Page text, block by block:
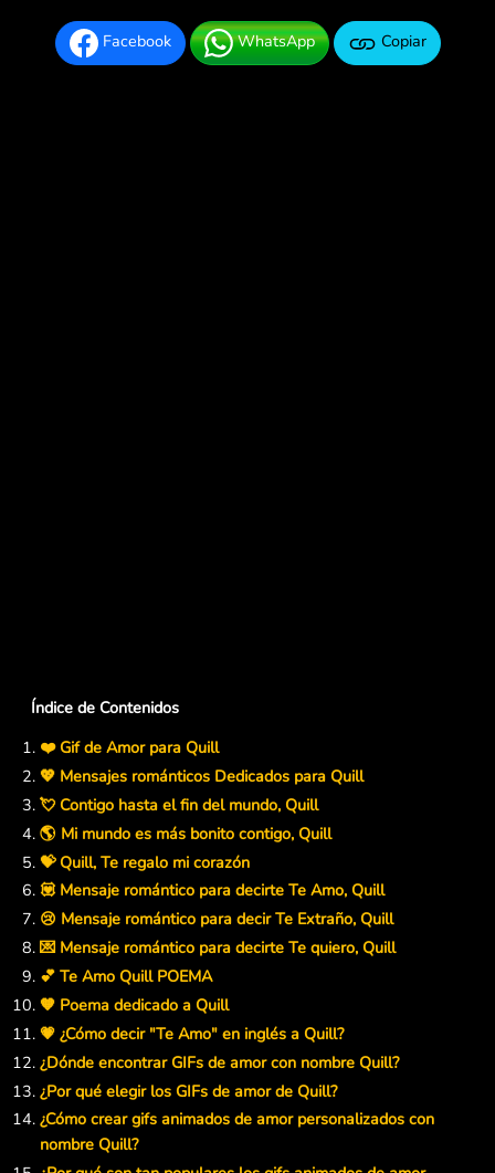
Facebook WhatsApp Copiar
Índice de Contenidos
❤️ Gif de Amor para Quill
💖 Mensajes románticos Dedicados para Quill
💘 Contigo hasta el fin del mundo, Quill
🌎 Mi mundo es más bonito contigo, Quill
💝 Quill, Te regalo mi corazón
💟 Mensaje romántico para decirte Te Amo, Quill
😢 Mensaje romántico para decir Te Extraño, Quill
💌 Mensaje romántico para decirte Te quiero, Quill
💕 Te Amo Quill POEMA
🧡 Poema dedicado a Quill
💗 ¿Cómo decir "Te Amo" en inglés a Quill?
¿Dónde encontrar GIFs de amor con nombre Quill?
¿Por qué elegir los GIFs de amor de Quill?
¿Cómo crear gifs animados de amor personalizados con
nombre Quill?